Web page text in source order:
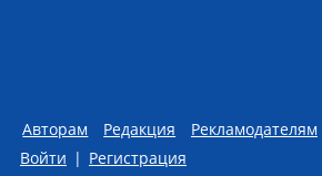
Авторам Редакция Рекламодателям
Войти | Регистрация